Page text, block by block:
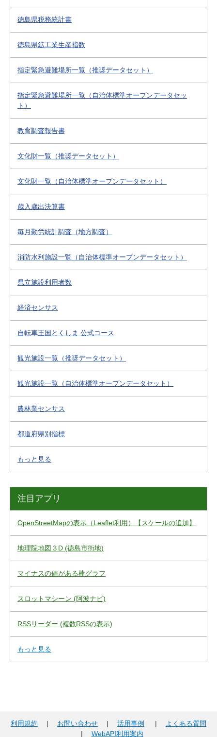
徳島県税務統計書
徳島県鉱工業生産指数
指定緊急避難場所一覧（推奨データセット）
指定緊急避難場所一覧（自治体標準オープンデータセッ
ト）
教育調査報告書
文化財一覧（推奨データセット）
文化財一覧（自治体標準オープンデータセット）
歳入歳出決算書
毎月勤労統計調査（地方調査）
消防水利施設一覧（自治体標準オープンデータセット）
県立施設利用者数
経済センサス
自転車王国とくしま 公式コース
観光施設一覧（推奨データセット）
観光施設一覧（自治体標準オープンデータセット）
農林業センサス
都道府県別指標
もっと見る
注目アプリ
OpenStreetMapの表示（Leaflet利用）【スケールの追加】
地理院地図３D (徳島市街地)
マイナスの値がある棒グラフ
スロットマシーン (阿波ナビ)
RSSリーダー (複数RSSの表示)
もっと見る
利用規約 | お問い合わせ | 活用事例 |
よくある質問
| WebAPI利用案内